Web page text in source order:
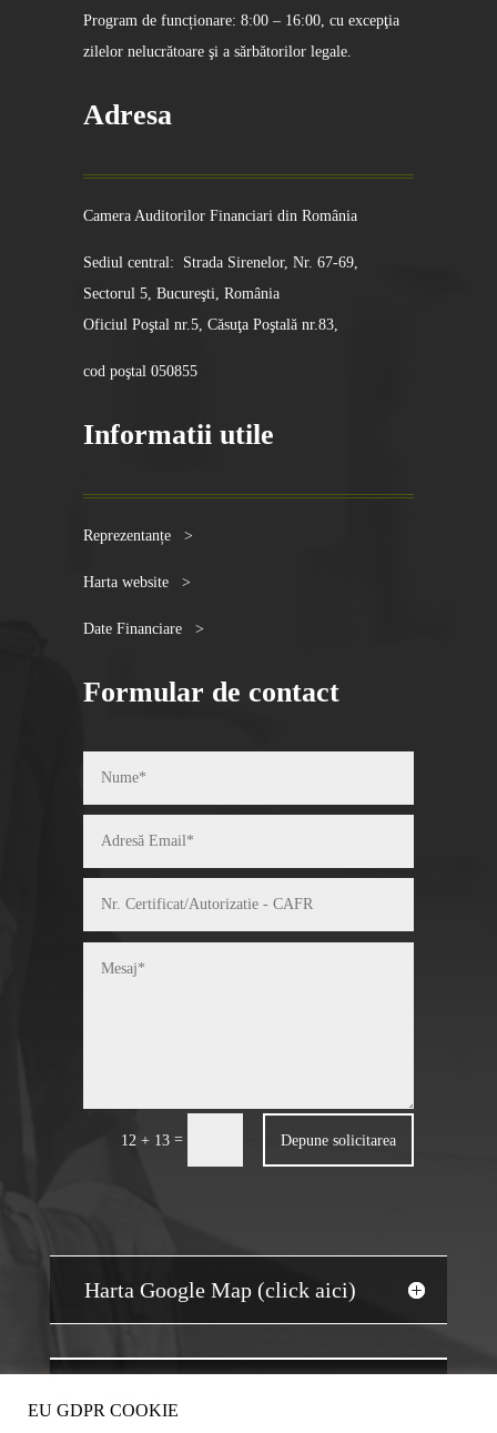
Program de funcționare: 8:00 – 16:00, cu excepţia
zilelor nelucrătoare şi a sărbătorilor legale.
Adresa
Camera Auditorilor Financiari din România
Sediul central: Strada Sirenelor, Nr. 67-69,
Sectorul 5, Bucureşti, România
Oficiul Poştal nr.5, Căsuţa Poştală nr.83,
cod poştal 050855
Informatii utile
Reprezentanțe >
Harta website >
Date Financiare >
Formular de contact
12 + 13 = Depune solicitarea
Harta Google Map (click aici)
EU GDPR COOKIE